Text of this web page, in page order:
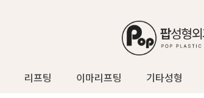
리프팅 이마리프팅 기타성형